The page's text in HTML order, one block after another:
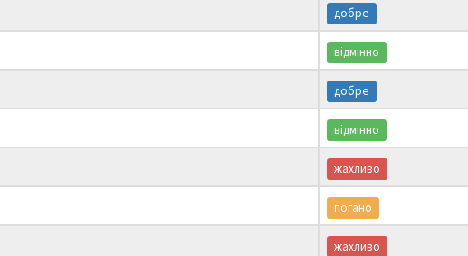
добре
відмінно
добре
відмінно
жахливо
погано
жахливо